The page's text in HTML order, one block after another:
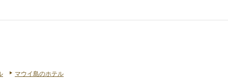
マウイ島のホテル